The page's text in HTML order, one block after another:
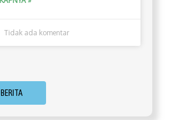
Tidak ada komentar